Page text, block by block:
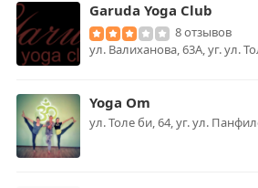
Garuda Yoga Club
8 отзывов
ул. Валиханова, 63А, уг. ул.
Yoga Om
ул. Толе би, 64, уг. ул.